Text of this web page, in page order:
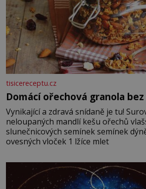
tisicereceptu.cz
Domácí ořechová granola
Vynikající a zdravá snídaně je tu! Suroviny Vždy 1 šálek –
neloupaných mandlí kešu ořechů
slunečnicových semínek semínek
ovesných vloček 1 lžíce mlet